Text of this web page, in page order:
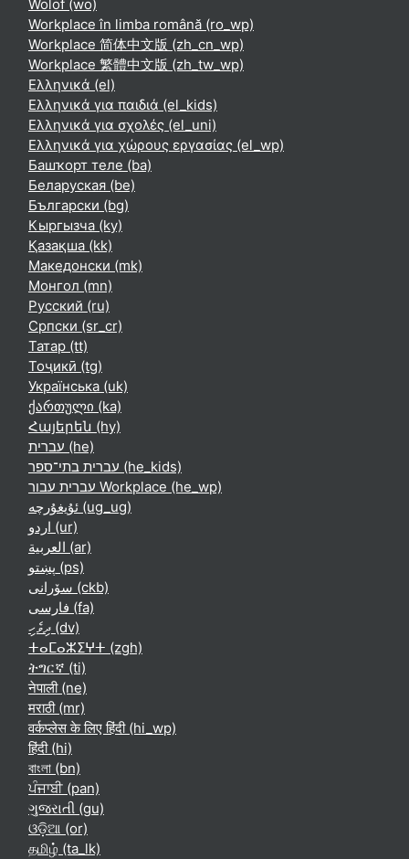
Wolof ‎(wo)‎
Workplace în limba română ‎(ro_wp)‎
Workplace 简体中文版 ‎(zh_cn_wp)‎
Workplace 繁體中文版 ‎(zh_tw_wp)‎
Ελληνικά ‎(el)‎
Ελληνικά για παιδιά ‎(el_kids)‎
Ελληνικά για σχολές ‎(el_uni)‎
Ελληνικά για χώρους εργασίας ‎(el_wp)‎
Башҡорт теле ‎(ba)‎
Беларуская ‎(be)‎
Български ‎(bg)‎
Кыргызча ‎(ky)‎
Қазақша ‎(kk)‎
Македонски ‎(mk)‎
Монгол ‎(mn)‎
Русский ‎(ru)‎
Српски ‎(sr_cr)‎
Татар ‎(tt)‎
Тоҷикӣ ‎(tg)‎
Українська ‎(uk)‎
ქართული ‎(ka)‎
Հայերեն ‎(hy)‎
עברית ‎(he)‎
עברית בתי־ספר ‎(he_kids)‎
עברית עבור Workplace ‎(he_wp)‎
ئۇيغۇرچە ‎(ug_ug)‎
اردو ‎(ur)‎
العربية ‎(ar)‎
پښتو ‎(ps)‎
سۆرانی ‎(ckb)‎
فارسی ‎(fa)‎
ދިވެހި ‎(dv)‎
ⵜⴰⵎⴰⵣⵉⵖⵜ ‎(zgh)‎
ትግርኛ ‎(ti)‎
नेपाली ‎(ne)‎
मराठी ‎(mr)‎
वर्कप्लेस के लिए हिंदी ‎(hi_wp)‎
हिंदी ‎(hi)‎
বাংলা ‎(bn)‎
ਪੰਜਾਬੀ ‎(pan)‎
ગુજરાતી ‎(gu)‎
ଓଡ଼ିଆ ‎(or)‎
தமிழ் ‎(ta_lk)‎